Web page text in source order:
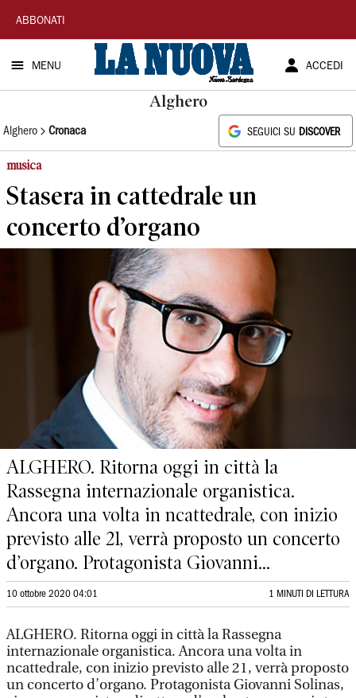
La
Nuova
Sardegna
ABBONATI
MENU ACCEDI
Alghero
Alghero Cronaca SEGUICI SU DISCOVER
musica
Stasera in cattedrale un
concerto d’organo
ALGHERO. Ritorna oggi in città la
Rassegna internazionale organistica.
Ancora una volta in ncattedrale, con inizio
previsto alle 21, verrà proposto un concerto
d’organo. Protagonista Giovanni...
10 ottobre 2020 04:01 1 MINUTI DI LETTURA
ALGHERO. Ritorna oggi in città la Rassegna
internazionale organistica. Ancora una volta in
ncattedrale, con inizio previsto alle 21, verrà proposto
un concerto d’organo. Protagonista Giovanni Solinas,